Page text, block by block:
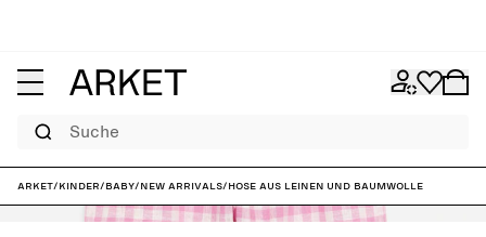
Suche
ARKET/Kinder/Baby/New arrivals/Hose aus Leinen und Baumwolle